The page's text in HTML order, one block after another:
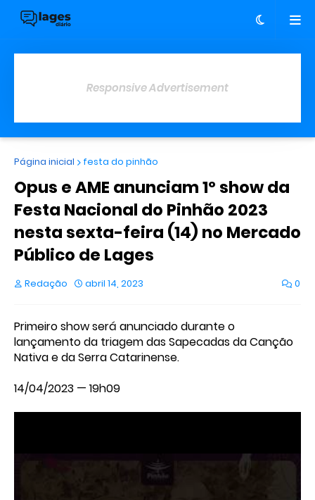
Responsive Advertisement
Página inicial festa do pinhão
Opus e AME anunciam 1º show da
Festa Nacional do Pinhão 2023
nesta sexta-feira (14) no Mercado
Público de Lages
Redação abril 14, 2023 0
Primeiro show será anunciado durante o
lançamento da triagem das Sapecadas da Canção
Nativa e da Serra Catarinense.
14/04/2023 — 19h09